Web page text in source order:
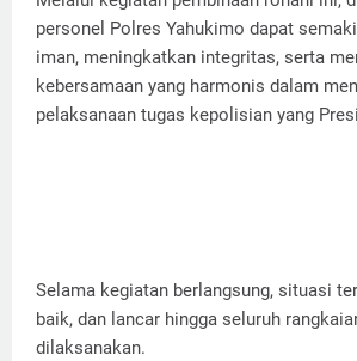
personel Polres Yahukimo dapat
iman, meningkatkan integritas, serta
kebersamaan yang harmonis dalam
pelaksanaan tugas kepolisian yang
Selama kegiatan berlangsung, situasi
baik, dan lancar hingga seluruh
dilaksanakan.